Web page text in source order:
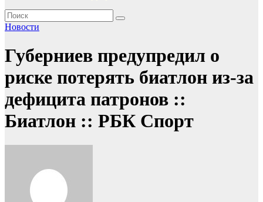
Новости
Губерниев предупредил о
риске потерять биатлон из-за
дефицита патронов ::
Биатлон :: РБК Спорт